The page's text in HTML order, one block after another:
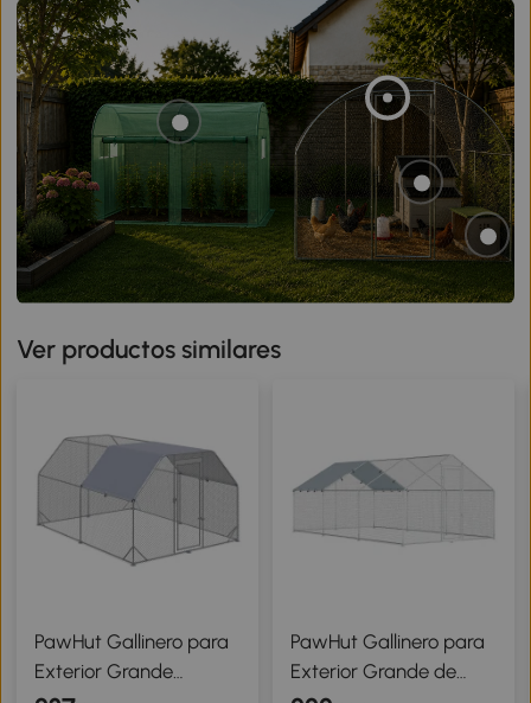
Ver productos similares
PawHut Gallinero para
Exterior Grande
PawHut Gallinero para
Exterior Grande de